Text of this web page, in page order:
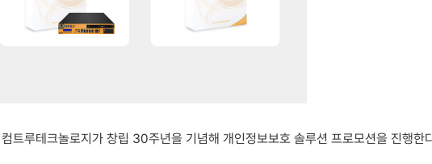
트루테크놀로지가 창립 30주년을 기념해 개인정보보호 솔루션 프로모션을 진행한